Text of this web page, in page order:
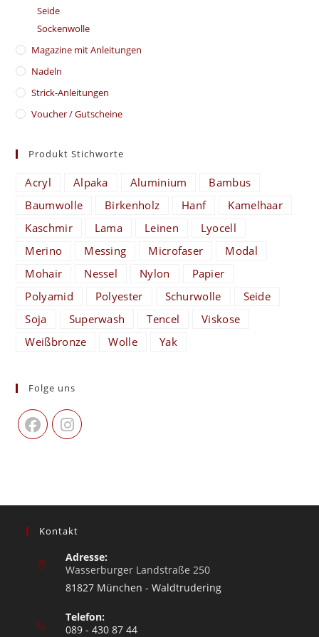
Seide
Sockenwolle
Magazine mit Anleitungen
Nadeln
Strick-Anleitungen
Voucher / Gutscheine
Produkt Stichworte
Acryl Alpaka Aluminium
Bambus
Baumwolle
Birkenholz Hanf
Kamelhaar
Kaschmir
Lama Leinen
Lyocell
Merino
Messing Microfaser
Modal
Mohair
Nessel Nylon
Papier
Polyamid
Polyester Schurwolle
Seide
Soja
Superwash Tencel
Viskose
Weißbronze
Wolle Yak
Folge uns
Kontakt
Adresse:
Wasserburger Landstraße 250
81827 München - Waldtrudering
Telefon:
089 - 430 87 44